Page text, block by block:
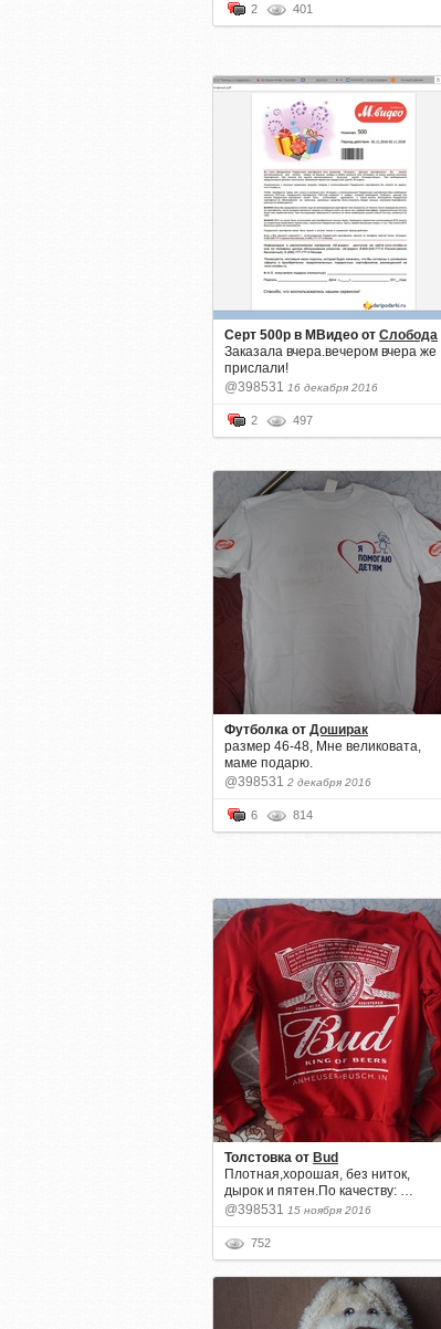
2 401
Серт 500р в МВидео от Слобода
Заказала вчера.вечером вчера же
прислали!
@398531 16 декабря 2016
2 497
Футболка от Доширак
размер 46-48, Мне великовата,
маме подарю.
@398531 2 декабря 2016
6 814
Толстовка от Bud
Плотная,хорошая, без ниток,
дырок и пятен.По качеству: …
@398531 15 ноября 2016
752